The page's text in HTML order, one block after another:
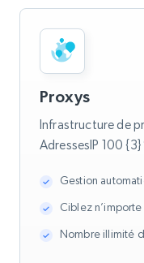
Proxys
Infrastructure de
AdressesIP 100
Gestion
Ciblez
Nombre illimité